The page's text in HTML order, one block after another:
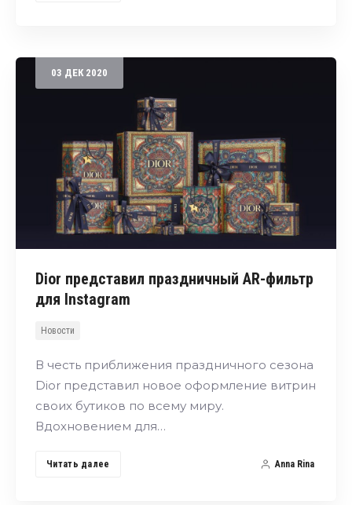
03 ДЕК 2020
Dior представил праздничный AR-фильтр
для Instagram
Новости
В честь приближения праздничного сезона
Dior представил новое оформление витрин
своих бутиков по всему миру.
Вдохновением для…
Читать далее Anna Rina